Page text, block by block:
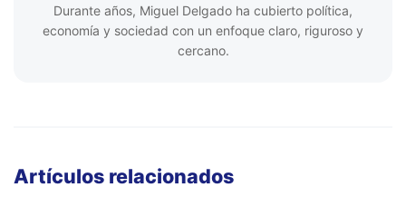
Durante años, Miguel Delgado ha cubierto política,
economía y sociedad con un enfoque claro, riguroso y
cercano.
Artículos relacionados